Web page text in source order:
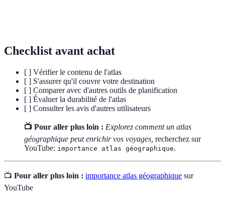
Checklist avant achat
[ ] Vérifier le contenu de l'atlas
[ ] S'assurer qu'il couvre votre destination
[ ] Comparer avec d'autres outils de planification
[ ] Évaluer la durabilité de l'atlas
[ ] Consulter les avis d'autres utilisateurs
📺 Pour aller plus loin : Explorez comment un atlas
géographique peut enrichir vos voyages, recherchez sur
YouTube: importance atlas géographique.
📺 Pour aller plus loin : importance atlas géographique sur
YouTube